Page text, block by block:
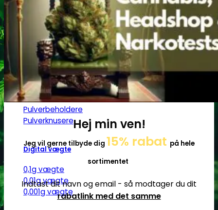
Sniff & Snus
Master blastere
Snuff Box
Snifferør
Sniffesæt
Pulverbeholdere
Pulverknusere
Digital vægte
0,1g vægte
0,01g vægte
0,001g vægte
Hej min ven!
Jeg vil gerne tilbyde dig 15% rabat på hele
sortimentet
Indtast dit navn og email - så modtager du dit
rabatlink med det samme